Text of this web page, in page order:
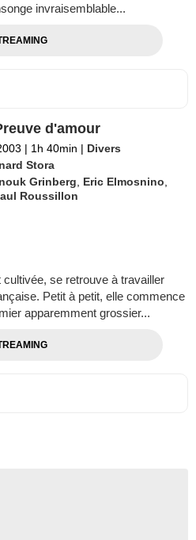
invraisemblable...
d'amour
| 1h 40min | Divers
Stora
Grinberg Eric Elmosnino
Roussillon
se retrouve à travailler
Petit à petit, elle commence
apparemment grossier...